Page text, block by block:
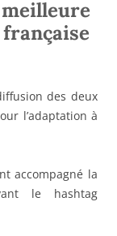
meilleure
des deux
l’adaptation à
accompagné la
le hashtag